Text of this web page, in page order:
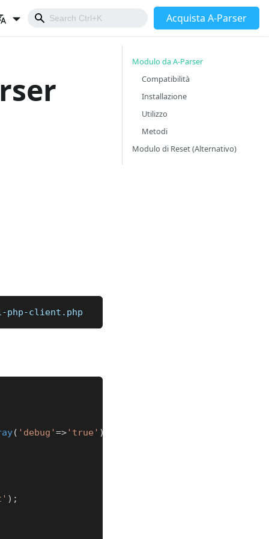
Acquista A-Parser
php-client.php
( 'debug'=> 'true' )
) ;
Modulo da A-Parser
Compatibilità
Installazione
Utilizzo
Metodi
Modulo di Reset (Alternativo)